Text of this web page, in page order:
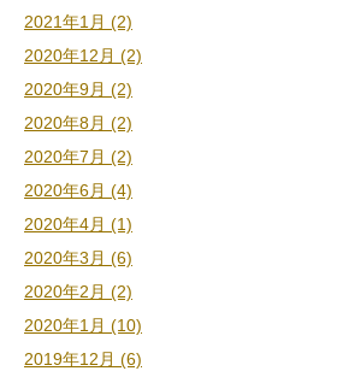
2021年1月 (2)
2020年12月 (2)
2020年9月 (2)
2020年8月 (2)
2020年7月 (2)
2020年6月 (4)
2020年4月 (1)
2020年3月 (6)
2020年2月 (2)
2020年1月 (10)
2019年12月 (6)